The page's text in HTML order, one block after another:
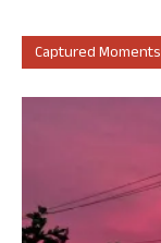
Captured Moments